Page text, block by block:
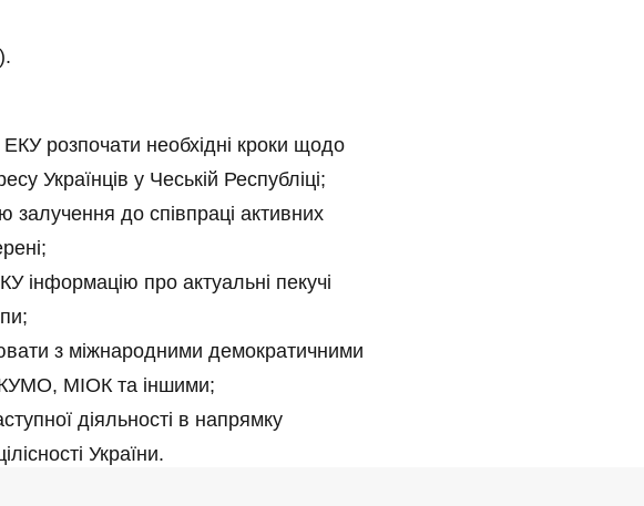
розпочати необхідні кроки щодо
Українців у Чеській Республіці;
залучення до співпраці активних
інформацію про актуальні пекучі
з міжнародними демократичними
МІОК та іншими;
діяльності в напрямку
України.